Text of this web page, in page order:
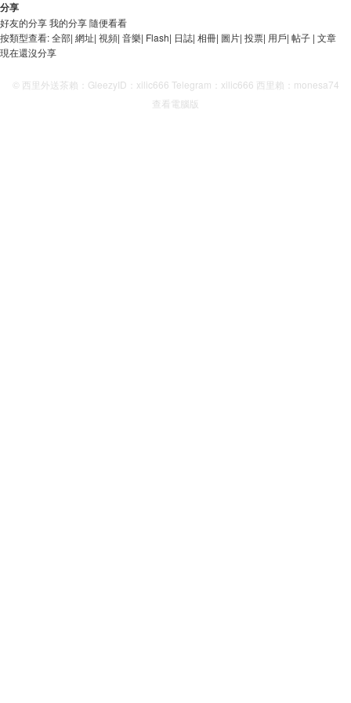
分享
好友的分享我的分享隨便看看
按類型查看:全部| 網址| 視頻| 音樂| Flash| 日誌| 相冊| 圖片| 投票| 用戶| 帖子 | 文章
現在還沒分享
© 西里外送茶賴：GleezyID：xilic666 Telegram：xilic666 西里賴：monesa74
查看電腦版